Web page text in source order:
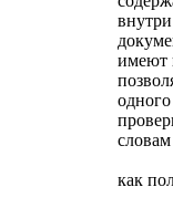
имеют
словам
как